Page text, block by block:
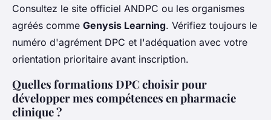
Consultez le site officiel ANDPC ou les organismes
agréés comme Genysis Learning. Vérifiez toujours le
numéro d'agrément DPC et l'adéquation avec votre
orientation prioritaire avant inscription.
Quelles formations DPC choisir pour
développer mes compétences en pharmacie
clinique ?